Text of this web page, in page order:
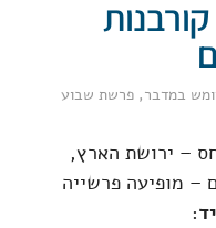
במדבר, פרשת שבוע
– ירושת הארץ,
– מופיעה פרשייה
: